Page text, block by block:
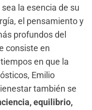
la esencia de su
el pensamiento y
profundos del
consiste en
en que la
Emilio
también se
equilibrio,